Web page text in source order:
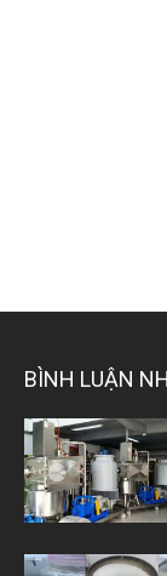
BÌNH LUẬN